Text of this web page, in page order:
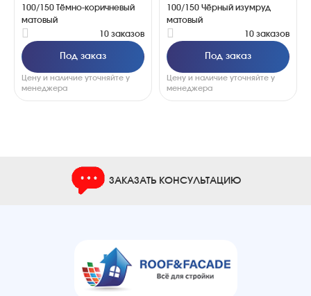
100/150 Тёмно-коричневый
матовый
10 заказов
Под заказ
Цену и наличие уточняйте у
менеджера
100/150 Чёрный изумруд
матовый
10 заказов
Под заказ
Цену и наличие уточняйте у
менеджера
ЗАКАЗАТЬ КОНСУЛЬТАЦИЮ